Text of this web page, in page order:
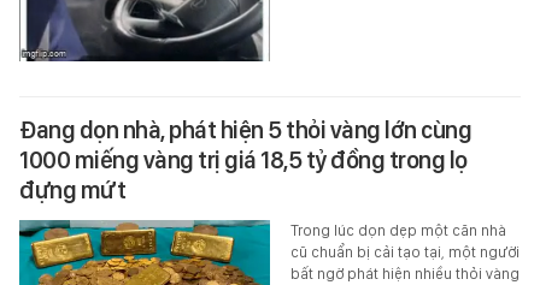
Đang dọn nhà, phát hiện 5 thỏi vàng lớn cùng
1000 miếng vàng trị giá 18,5 tỷ đồng trong lọ
đựng mứt
Trong lúc dọn dẹp một căn nhà
cũ chuẩn bị cải tạo tại, một người
bất ngờ phát hiện nhiều thỏi vàng